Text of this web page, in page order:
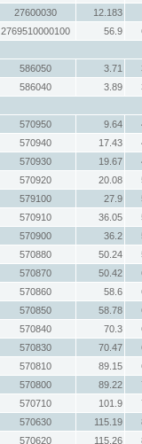
27600030
12.183
2769510000100 56.9
586050 3.71
586040 3.89
570950 9.64
570940 17.43
570930 19.67
570920 20.08
579100 27.9
570910 36.05
570900 36.2
570880 50.24
570870 50.42
570860 58.6
570850 58.78
570840 70.3
570830 70.47
570810 89.15
570800 89.22
570710 101.9
570630 115.19
570620 115.26